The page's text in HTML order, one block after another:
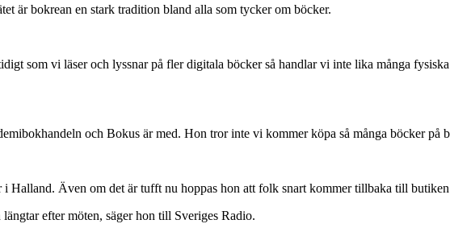
är bokrean en stark tradition bland alla som tycker om böcker.
som vi läser och lyssnar på fler digitala böcker så handlar vi inte lika många
och Bokus är med. Hon tror inte vi kommer köpa så många böcker på
Halland. Även om det är tufft nu hoppas hon att folk snart kommer tillbaka till
efter möten, säger hon till Sveriges Radio.